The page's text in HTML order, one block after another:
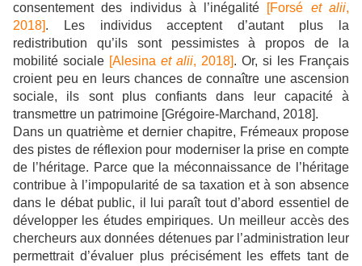
consentement des individus à l’inégalité [Forsé et alii,
2018]. Les individus acceptent d’autant plus la
redistribution qu’ils sont pessimistes à propos de la
mobilité sociale [Alesina et alii, 2018]. Or, si les Français
croient peu en leurs chances de connaître une ascension
sociale, ils sont plus confiants dans leur capacité à
transmettre un patrimoine [Grégoire-Marchand, 2018].
Dans un quatrième et dernier chapitre, Frémeaux propose
des pistes de réflexion pour moderniser la prise en compte
de l’héritage. Parce que la méconnaissance de l’héritage
contribue à l’impopularité de sa taxation et à son absence
dans le débat public, il lui paraît tout d’abord essentiel de
développer les études empiriques. Un meilleur accès des
chercheurs aux données détenues par l’administration leur
permettrait d’évaluer plus précisément les effets tant de